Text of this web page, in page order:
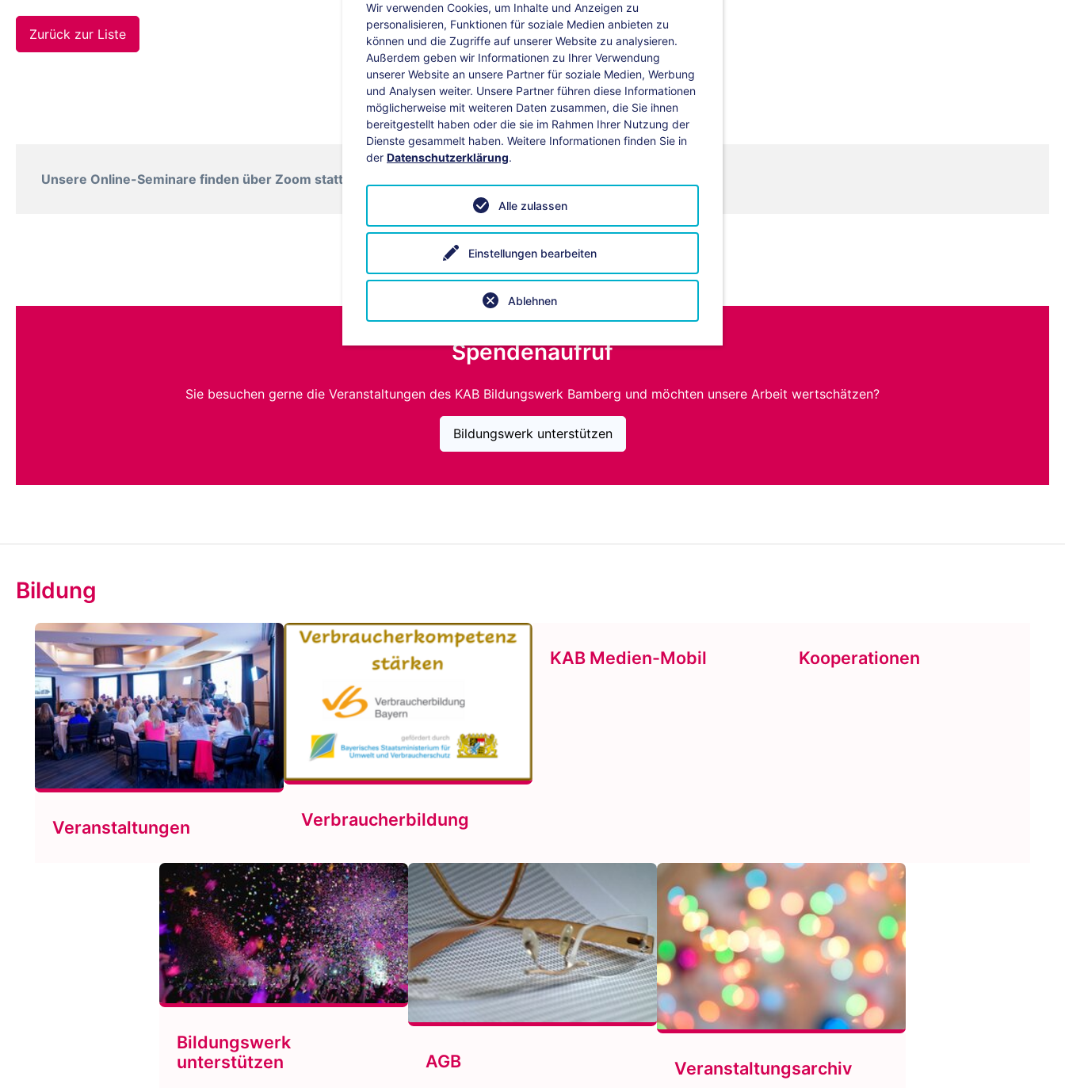
Zurück zur Liste
Unsere Online-Seminare finden über Zoom statt. Bei technischen Fragen hilft unsere
Spendenaufruf
Sie besuchen gerne die Veranstaltungen des KAB Bildungswerk Bamberg und möchten unsere Arbeit wertschätzen?
Bildungswerk unterstützen
Bildung
Veranstaltungen Verbraucherbildung
KAB Medien-Mobil Kooperationen
Bildungswerk
unterstützen
AGB Veranstaltungsarchiv
Wir verwenden Cookies, um Inhalte und Anzeigen zu
personalisieren, Funktionen für soziale Medien anbieten zu
können und die Zugriffe auf unserer Website zu analysieren.
Außerdem geben wir Informationen zu Ihrer Verwendung
unserer Website an unsere Partner für soziale Medien, Werbung
und Analysen weiter. Unsere Partner führen diese Informationen
möglicherweise mit weiteren Daten zusammen, die Sie ihnen
bereitgestellt haben oder die sie im Rahmen Ihrer Nutzung der
Dienste gesammelt haben. Weitere Informationen finden Sie in
der Datenschutzerklärung.
Einstellungen bearbeiten
Ablehnen
Alle zulassen